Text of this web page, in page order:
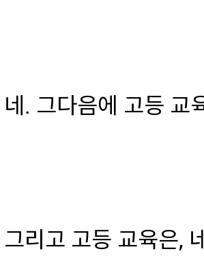
. 그다음에 고등 교
리고 고등 교육은,